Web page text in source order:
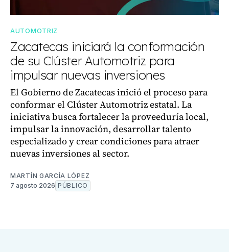
AUTOMOTRIZ
Zacatecas iniciará la conformación
de su Clúster Automotriz para
impulsar nuevas inversiones
El Gobierno de Zacatecas inició el proceso para
conformar el Clúster Automotriz estatal. La
iniciativa busca fortalecer la proveeduría local,
impulsar la innovación, desarrollar talento
especializado y crear condiciones para atraer
nuevas inversiones al sector.
MARTÍN GARCÍA LÓPEZ
7 agosto 2026 PÚBLICO